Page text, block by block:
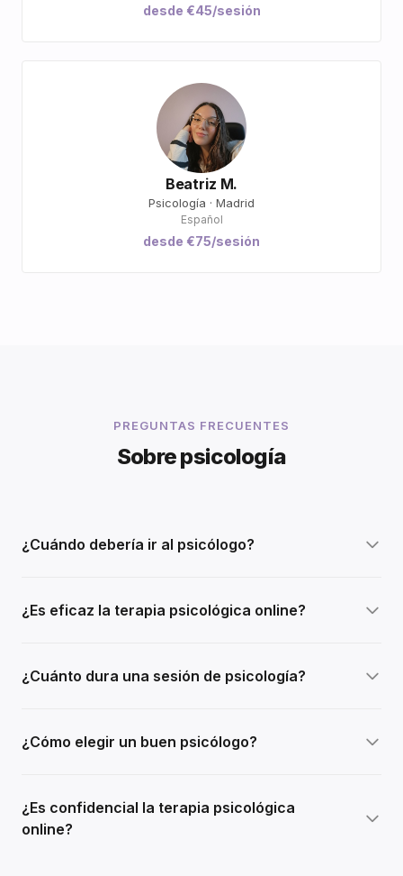
desde €45/sesión
Beatriz M.
Psicología · Madrid
Español
desde €75/sesión
PREGUNTAS FRECUENTES
Sobre psicología
¿Cuándo debería ir al psicólogo?
¿Es eficaz la terapia psicológica online?
¿Cuánto dura una sesión de psicología?
¿Cómo elegir un buen psicólogo?
¿Es confidencial la terapia psicológica
online?